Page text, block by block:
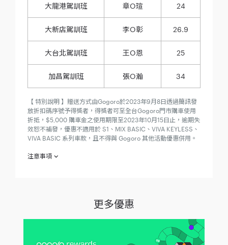
大龍港駕訓班 章O瑄 24
大新店駕訓班 李O彰 26.9
大台北駕訓班 王O恩 25
加昌駕訓班 張O瀚 34
【 特別說明 】贈送方式由Gogoro於2023年9月8日透過簡訊發
放折扣碼序號予得獎者，得獎者可至全台Gogoro門市購車使用
折抵，$5,000 購車金之使用期限至2023年10月15日止，逾期失
效恕不補發，優惠不適用於 S1、MIX BASIC、VIVA KEYLESS、
VIVA BASIC 系列車款，且不得與 Gogoro 其他活動優惠併用。
注意事項
間」），參加「Gogoro 跑魂挑戰賽」（下稱「本活
動」），活動現場參加即可獲贈參加獎「品牌襪 」壹個 (隨
機贈送，數量有限贈完為止) ，參加騎乘挑戰超過或等於15
更多優惠